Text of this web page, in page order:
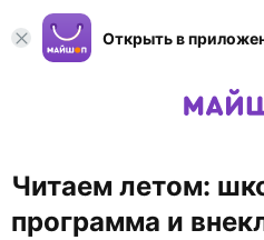
Открыть в
Читаем летом:
программа и